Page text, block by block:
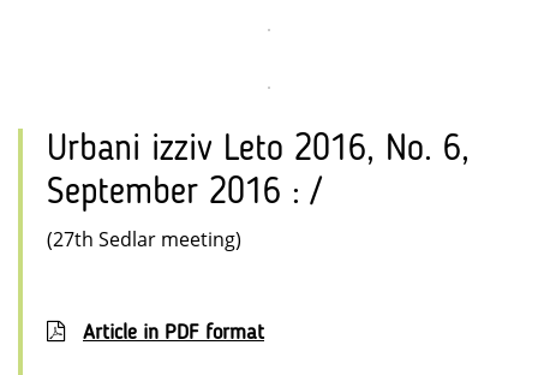
Urbani izziv Leto 2016, No. 6,
September 2016 : /
(27th Sedlar meeting)
Article in PDF format